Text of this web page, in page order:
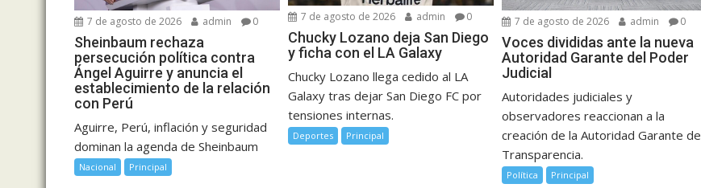
7 de agosto de 2026 admin 0
Sheinbaum rechaza
persecución política contra
Ángel Aguirre y anuncia el
establecimiento de la relación
con Perú
Aguirre, Perú, inflación y seguridad
dominan la agenda de Sheinbaum
Nacional Principal
7 de agosto de 2026 admin 0
Chucky Lozano deja San Diego
y ficha con el LA Galaxy
Chucky Lozano llega cedido al LA
Galaxy tras dejar San Diego FC por
tensiones internas.
Deportes Principal
7 de agosto de 2026 admin 0
Voces divididas ante la nueva
Autoridad Garante del Poder
Judicial
Autoridades judiciales y
observadores reaccionan a la
creación de la Autoridad Garante de
Transparencia.
Política Principal